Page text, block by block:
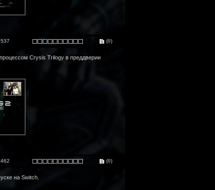
(0)
Crysis Trilogy в преддверии
(0)
на Switch.